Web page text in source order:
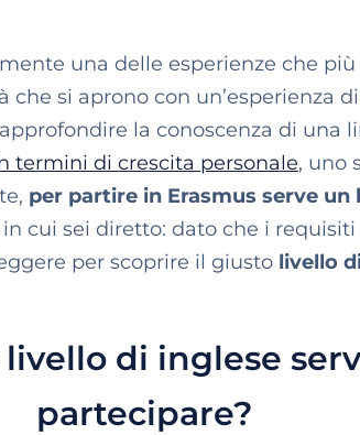
una delle esperienze che
si aprono con un’esperienza
approfondire la conoscenza di una
termini di crescita personale, uno
per partire in Erasmus serve un
cui sei diretto: dato che i
per scoprire il giusto livello
livello di inglese
partecipare?